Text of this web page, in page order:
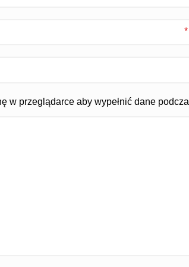
*
w przeglądarce aby wypełnić dane